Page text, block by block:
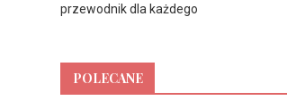
przewodnik dla każdego
POLECANE